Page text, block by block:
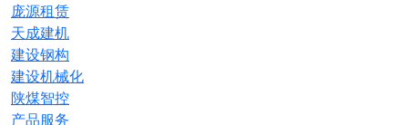
庞源租赁
天成建机
建设钢构
建设机械化
陕煤智控
产品服务